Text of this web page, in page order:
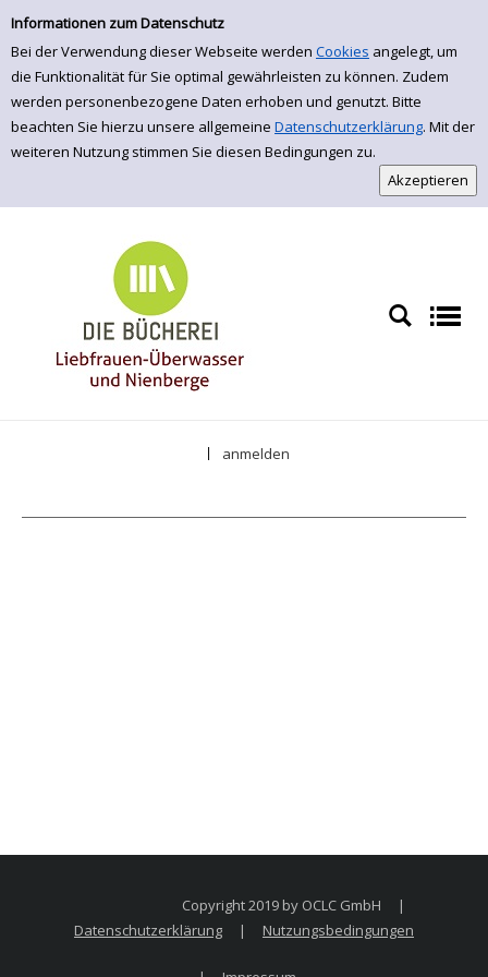
Veranstaltungen
Informationen zum Datenschutz
Bei der Verwendung dieser Webseite werden Cookies angelegt, um
die Funktionalität für Sie optimal gewährleisten zu können. Zudem
werden personenbezogene Daten erhoben und genutzt. Bitte
beachten Sie hierzu unsere allgemeine Datenschutzerklärung. Mit der
weiteren Nutzung stimmen Sie diesen Bedingungen zu.
anmelden
Copyright 2019 by OCLC GmbH
|
Datenschutzerklärung
| Nutzungsbedingungen